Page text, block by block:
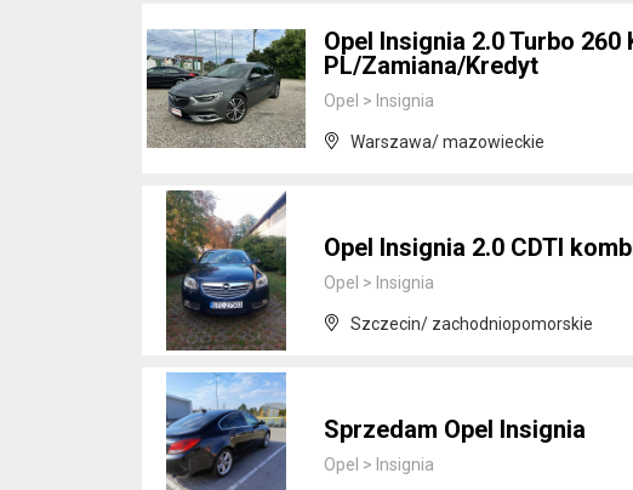
Opel Insignia 2.0 Turbo
PL/Zamiana/Kredyt
Opel > Insignia
Warszawa/ mazowieckie
Opel Insignia 2.0 CDTI
Opel > Insignia
Szczecin/ zachodniopomorskie
Sprzedam Opel Insignia
Opel > Insignia